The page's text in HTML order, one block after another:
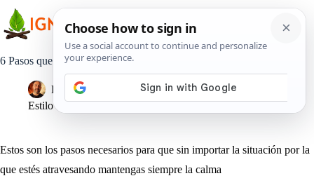
contenido
6 Pasos que te ayudarán a no perder la calma
Pedro Lisperguer
21 junio, 2019
Estilo de Vida
Estos son los pasos necesarios para que sin importar la situación por la
que estés atravesando mantengas siempre la calma